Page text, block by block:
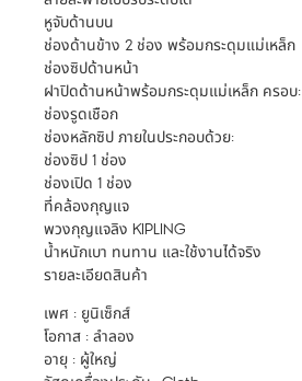
หูจับด้านบน
ช่องด้านข้าง 2 ช่อง พร้อมกระดุมแม่เหล็ก
ช่องซิปด้านหน้า
ฝาปิดด้านหน้าพร้อมกระดุมแม่เหล็ก ครอบ:
ช่องรูดเชือก
ช่องหลักซิป ภายในประกอบด้วย:
ช่องซิป 1 ช่อง
ช่องเปิด 1 ช่อง
ที่คล้องกุญแจ
พวงกุญแจลิง KIPLING
น้ำหนักเบา ทนทาน และใช้งานได้จริง
รายละเอียดสินค้า
เพศ : ยูนิเซ็กส์
โอกาส : ลำลอง
อายุ : ผู้ใหญ่